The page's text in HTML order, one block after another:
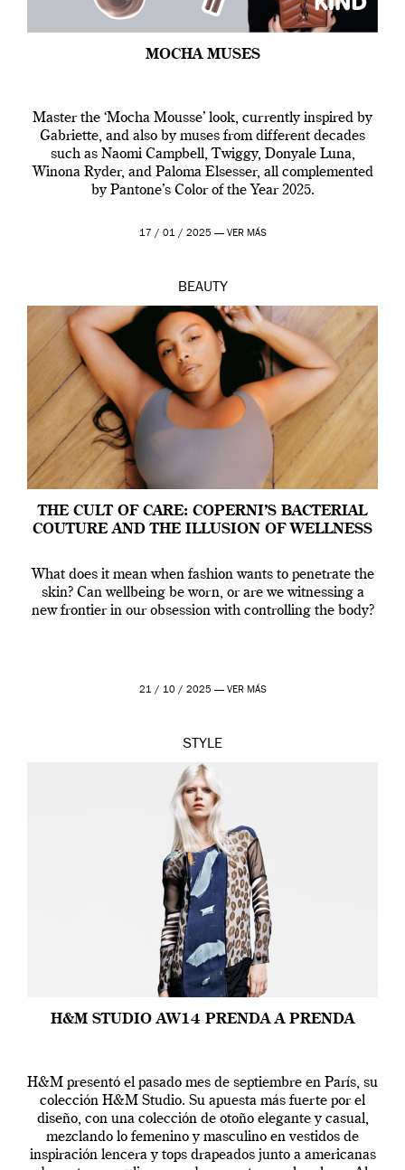
MOCHA MUSES
Master the ‘Mocha Mousse’ look, currently inspired by
Gabriette, and also by muses from different decades
such as Naomi Campbell, Twiggy, Donyale Luna,
Winona Ryder, and Paloma Elsesser, all complemented
by Pantone’s Color of the Year 2025.
17 / 01 / 2025 — VER MÁS
BEAUTY
THE CULT OF CARE: COPERNI’S BACTERIAL
COUTURE AND THE ILLUSION OF WELLNESS
What does it mean when fashion wants to penetrate the
skin? Can wellbeing be worn, or are we witnessing a
new frontier in our obsession with controlling the body?
21 / 10 / 2025 — VER MÁS
STYLE
H&M STUDIO AW14 PRENDA A PRENDA
H&M presentó el pasado mes de septiembre en París, su
colección H&M Studio. Su apuesta más fuerte por el
diseño, con una colección de otoño elegante y casual,
mezclando lo femenino y masculino en vestidos de
inspiración lencera y tops drapeados junto a americanas